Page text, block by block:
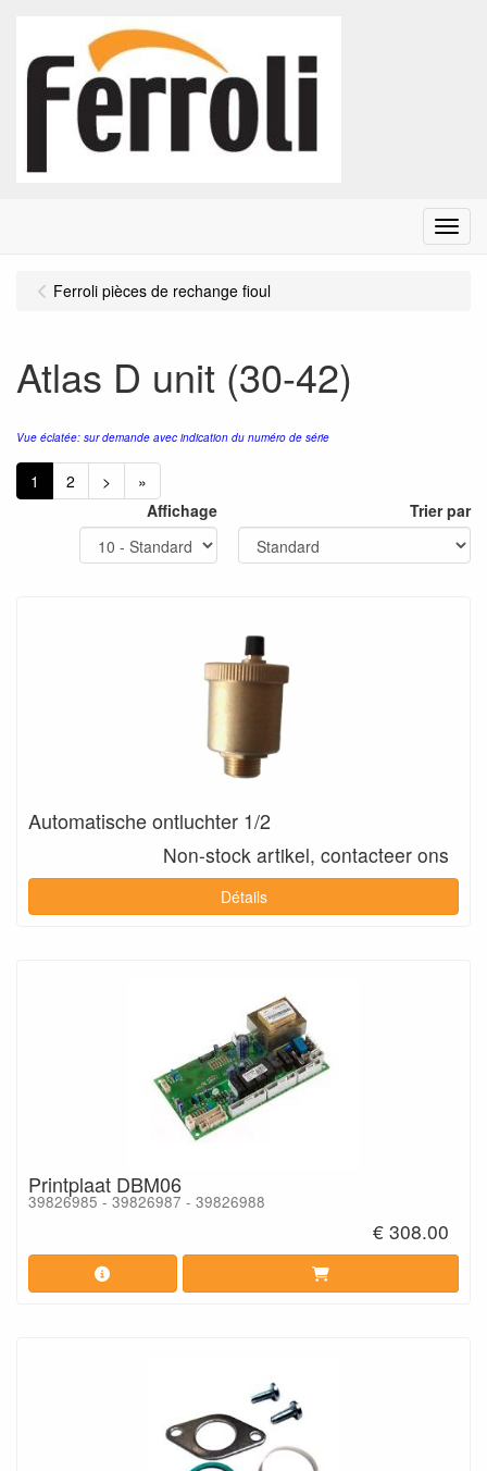
Menu
Ferroli pièces de rechange fioul
Atlas D unit (30-42)
Vue éclatée: sur demande avec indication du numéro de série
1 2 >
»
Affichage
Trier par
Automatische ontluchter 1/2
Non-stock artikel, contacteer ons
Détails
Printplaat DBM06
39826985 - 39826987 - 39826988
€ 308.00